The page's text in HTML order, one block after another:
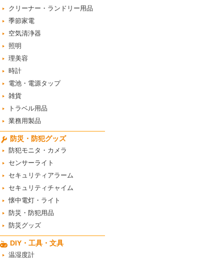
クリーナー・ランドリー用品
季節家電
空気清浄器
照明
理美容
時計
電池・電源タップ
雑貨
トラベル用品
業務用製品
防災・防犯グッズ
防犯モニタ・カメラ
センサーライト
セキュリティアラーム
セキュリティチャイム
懐中電灯・ライト
防災・防犯用品
防災グッズ
DIY・工具・文具
温湿度計